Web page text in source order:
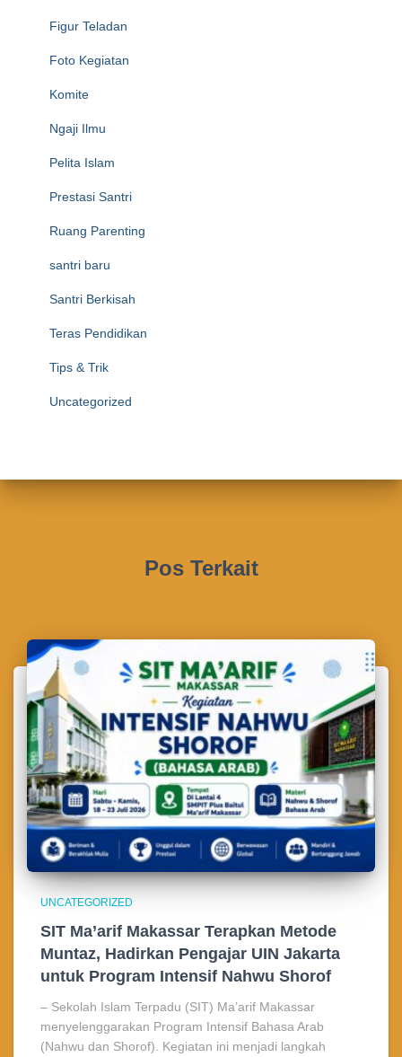
Figur Teladan
Foto Kegiatan
Komite
Ngaji Ilmu
Pelita Islam
Prestasi Santri
Ruang Parenting
santri baru
Santri Berkisah
Teras Pendidikan
Tips & Trik
Uncategorized
Pos Terkait
UNCATEGORIZED
SIT Ma’arif Makassar Terapkan Metode
Muntaz, Hadirkan Pengajar UIN Jakarta
untuk Program Intensif Nahwu Shorof
– Sekolah Islam Terpadu (SIT) Ma’arif Makassar
menyelenggarakan Program Intensif Bahasa Arab
(Nahwu dan Shorof). Kegiatan ini menjadi langkah